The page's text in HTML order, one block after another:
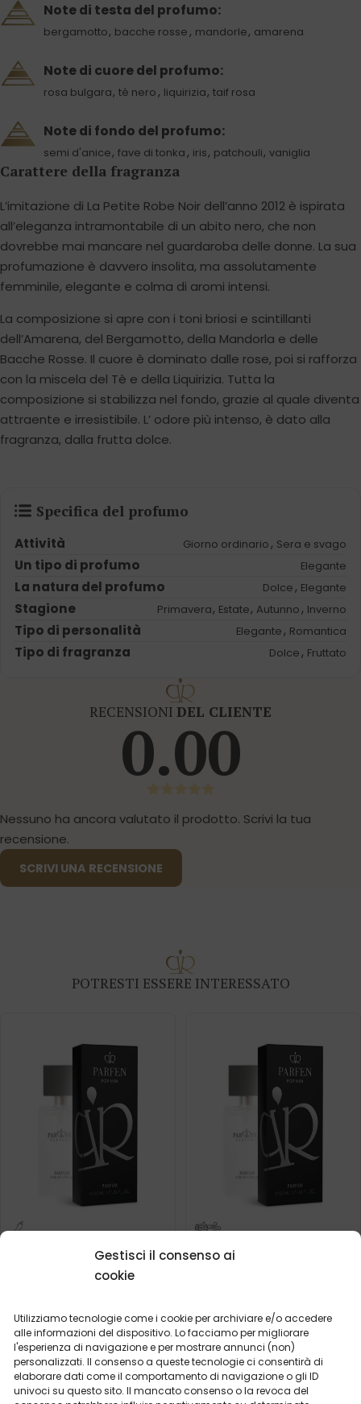
Gestisci il consenso ai
cookie
Utilizziamo tecnologie come i cookie per archiviare e/o accedere
alle informazioni del dispositivo. Lo facciamo per migliorare
l'esperienza di navigazione e per mostrare annunci (non)
personalizzati. Il consenso a queste tecnologie ci consentirà di
elaborare dati come il comportamento di navigazione o gli ID
univoci su questo sito. Il mancato consenso o la revoca del
Note di testa del profumo:
bergamotto, bacche rosse, mandorle, amarena
Note di cuore del profumo:
rosa bulgara, tè nero, liquirizia, taif rosa
Note di fondo del profumo:
semi d'anice, fave di tonka , iris, patchouli, vaniglia
Carattere della fragranza
L’imitazione di La Petite Robe Noir dell’anno 2012 è ispirata
all’eleganza intramontabile di un abito nero, che non
dovrebbe mai mancare nel guardaroba delle donne. La sua
profumazione è davvero insolita, ma assolutamente
femminile, elegante e colma di aromi intensi.
La composizione si apre con i toni briosi e scintillanti
dell’Amarena, del Bergamotto, della Mandorla e delle
Bacche Rosse. Il cuore è dominato dalle rose, poi si rafforza
con la miscela del Tè e della Liquirizia. Tutta la
composizione si stabilizza nel fondo, grazie al quale diventa
attraente e irresistibile. L’ odore più intenso, è dato alla
fragranza, dalla frutta dolce.
Specifica del profumo
Attività Giorno ordinario , Sera e svago
Un tipo di profumo Elegante
La natura del profumo Dolce , Elegante
Stagione Primavera, Estate, Autunno , Inverno
Tipo di personalità Elegante , Romantica
Tipo di fragranza Dolce , Fruttato
RECENSIONI DEL CLIENTE
0.00
Nessuno ha ancora valutato il prodotto. Scrivi la tua
recensione.
SCRIVI UNA RECENSIONE
POTRESTI ESSERE INTERESSATO
Cosa dicono i nostri
clienti? Visualizza
2ml 50ml
19,99€
(50ml)
2ml 20ml 50ml
19,99€